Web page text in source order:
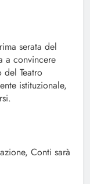
serata del
a convincere
Teatro
istituzionale,
Conti sarà